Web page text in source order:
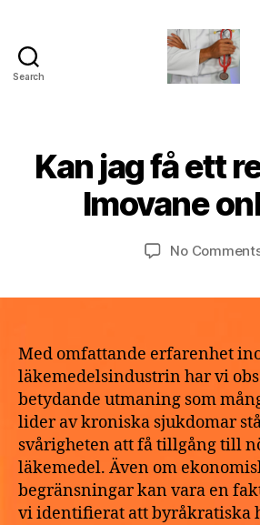
Search
Categories
I
Kan jag få ett
Imovane
y
t
M
a
y
2
2
2
No
Med omfattande erfarenhet
läkemedelsindustrin har vi
betydande utmaning som
lider av kroniska sjukdomar
svårigheten att få tillgång till
läkemedel. Även om
begränsningar kan vara en
vi identifierat att byråkratiska